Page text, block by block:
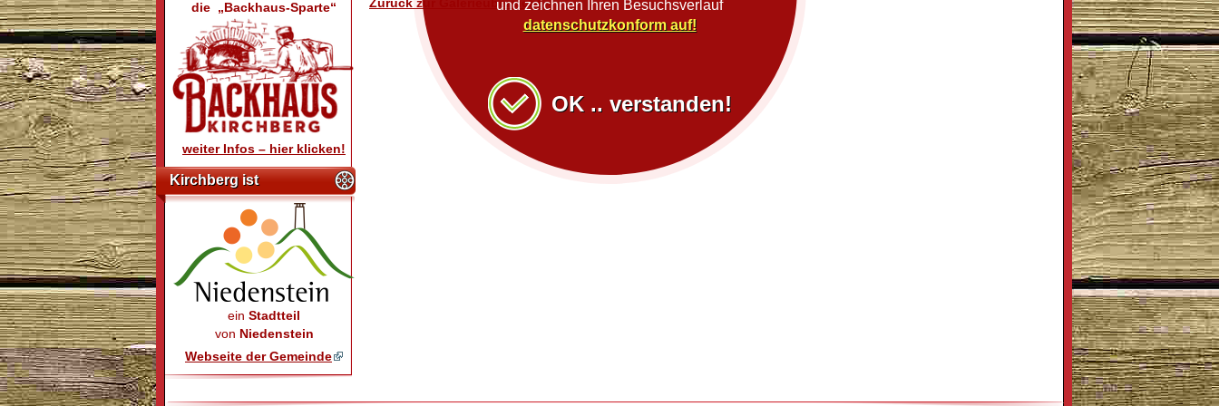
die „Backhaus-Sparte“
weiter Infos – hier klicken!
Kirchberg ist
ein Stadtteil
von Niedenstein
Webseite der Gemeinde
OK .. verstanden!
und zeichnen Ihren Besuchsverlauf
datenschutzkonform auf!